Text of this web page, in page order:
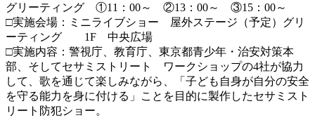
グリーティング ①11：00～ ②13：00～ ③15：00～
□実施会場：ミニライブショー 屋外ステージ（予定）グリ
ーティング 1F 中央広場
□実施内容：警視庁、教育庁、東京都青少年・治安対策本
部、そしてセサミストリート ワークショップの4社が協力
して、歌を通じて楽しみながら、「子ども自身が自分の安全
を守る能力を身に付ける」ことを目的に製作したセサミスト
リート防犯ショー。